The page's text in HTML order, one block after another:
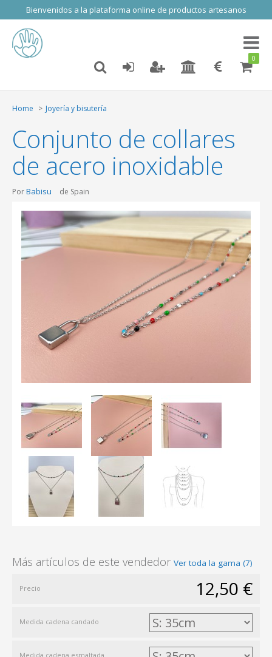
Bienvenidos a la plataforma online de productos artesanos
Toggle
0
Home Joyería y bisutería
Conjunto de collares
de acero inoxidable
PorBabisu de Spain
Más artículos de este vendedor Ver toda la gama (7)
Precio 12,50 €
Medida cadena candado
Medida cadena esmaltada